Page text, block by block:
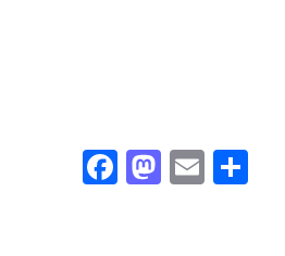
Facebook
Mastodon
Email